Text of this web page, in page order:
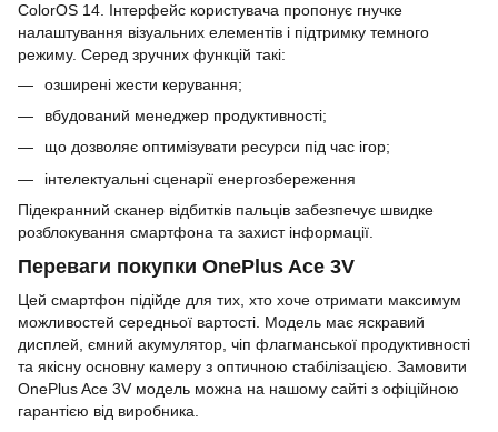
ColorOS 14. Інтерфейс користувача пропонує гнучке
налаштування візуальних елементів і підтримку темного
режиму. Серед зручних функцій такі:
озширені жести керування;
вбудований менеджер продуктивності;
що дозволяє оптимізувати ресурси під час ігор;
інтелектуальні сценарії енергозбереження
Підекранний сканер відбитків пальців забезпечує швидке
розблокування смартфона та захист інформації.
Переваги покупки OnePlus Ace 3V
Цей смартфон підійде для тих, хто хоче отримати максимум
можливостей середньої вартості. Модель має яскравий
дисплей, ємний акумулятор, чіп флагманської продуктивності
та якісну основну камеру з оптичною стабілізацією. Замовити
OnePlus Ace 3V модель можна на нашому сайті з офіційною
гарантією від виробника.